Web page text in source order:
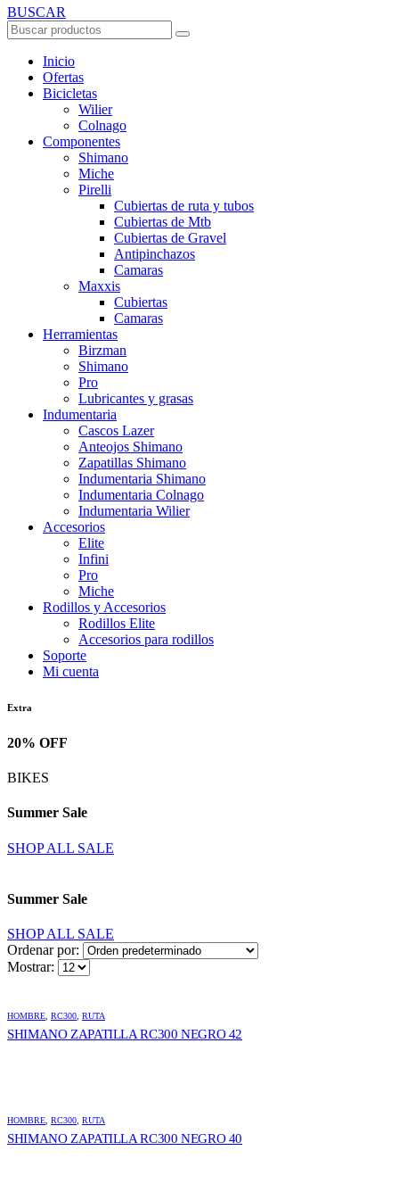
BUSCAR
Inicio
Ofertas
Bicicletas
Wilier
Colnago
Componentes
Shimano
Miche
Pirelli
Cubiertas de ruta y tubos
Cubiertas de Mtb
Cubiertas de Gravel
Antipinchazos
Camaras
Maxxis
Cubiertas
Camaras
Herramientas
Birzman
Shimano
Pro
Lubricantes y grasas
Indumentaria
Cascos Lazer
Anteojos Shimano
Zapatillas Shimano
Indumentaria Shimano
Indumentaria Colnago
Indumentaria Wilier
Accesorios
Elite
Infini
Pro
Miche
Rodillos y Accesorios
Rodillos Elite
Accesorios para rodillos
Soporte
Mi cuenta
Extra
20% OFF
BIKES
Summer Sale
SHOP ALL SALE
Summer Sale
SHOP ALL SALE
Ordenar por:
Mostrar:
HOMBRE, RC300, RUTA
SHIMANO ZAPATILLA RC300 NEGRO 42
HOMBRE, RC300, RUTA
SHIMANO ZAPATILLA RC300 NEGRO 40